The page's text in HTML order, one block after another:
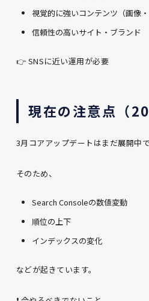
視覚的に強いコンテンツ（画像・
信頼性の高いサイト・ブランド
👉 SNSに近い運用が必要
現在の注意点（
3月コアアップデートはまだ展開中で
そのため、
Search Consoleの数値変動
順位の上下
インデックスの変化
などが起きています。